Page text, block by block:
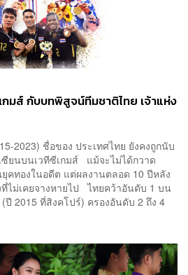
มส์ กับบทพิสูจน์ทีมชาติไทย เจ้าแห่ง
2023) ชื่อของ ประเทศไทย ยังคงถูกนับ
ยนบนเวทีซีเกมส์ แม้จะไม่ได้กวาด
คทองในอดีต แต่ผลงานตลอด 10 ปีหลัง
ไม่เคยจางหายไป ไทยคว้าอันดับ 1 บน
ปี 2015 ที่สิงคโปร์) ครองอันดับ 2 ถึง 4